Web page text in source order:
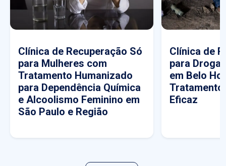
Clínica de Recuperação Só
para Mulheres com
Tratamento Humanizado
para Dependência Química
e Alcoolismo Feminino em
São Paulo e Região
Clínica de
para
em Belo
Tratamento
Eficaz